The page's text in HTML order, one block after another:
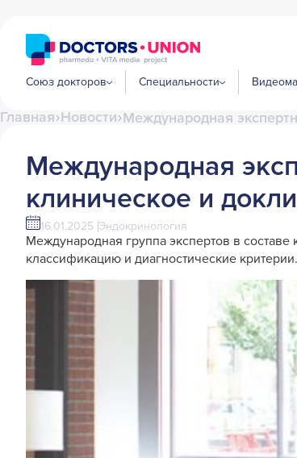
Союз докторов Специальности
Главная Новости Международная
Международная
клиническое и
16.01.2025 Эндокринология
Международная группа экспертов в
классификацию и диагностические